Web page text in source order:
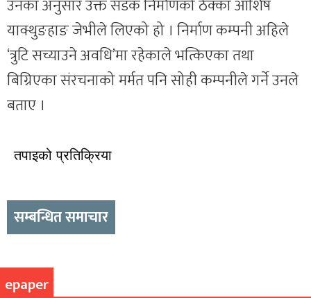
उनका अनुसार उक्त सडक निर्माणको ठेक्का आशिष
याक्थुङहाङ जेभीले लिएको हो । निर्माण कम्पनी अहिले
‘त्रुटि सच्याउने अवधि’मा रहेकाले भत्किएका तथा
बिग्रिएका संरचनाको मर्मत पनि सोही कम्पनीले गर्ने उनले
बताए ।
तपाइको प्रतिक्रिया
सम्बन्धित समाचार
epaper